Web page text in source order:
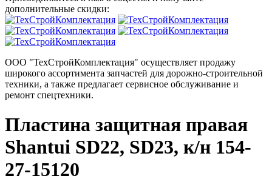
дополнительные скидки:
ООО "ТехСтройКомплектация" осуществляет продажу
широкого ассортимента запчастей для дорожно-строительной
техники, а также предлагает сервисное обслуживание и
ремонт спецтехники.
Пластина защитная правая
Shantui SD22, SD23, к/н 154-
27-15120